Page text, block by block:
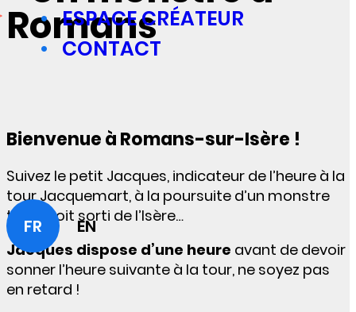
ESPACE CRÉATEUR
CONTACT
FR EN
Romans
Bienvenue à Romans-sur-Isère !
Suivez le petit Jacques, indicateur de l’heure à la
tour Jacquemart, à la poursuite d’un monstre
tout droit sorti de l’Isère…
Jacques dispose d’une heure avant de devoir
sonner l’heure suivante à la tour, ne soyez pas
en retard !